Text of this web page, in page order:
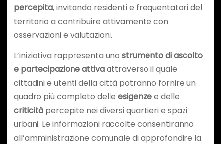
percepita, invitando residenti e frequentatori del
territorio a contribuire attivamente con
osservazioni e valutazioni.
L’iniziativa rappresenta uno strumento di ascolto
e partecipazione attivaattraverso il quale
cittadini e utenti della città potranno fornire un
quadro più completo delle esigenzee delle
criticitàpercepite nei diversi quartieri e spazi
urbani. Le informazioni raccolte consentiranno
all’amministrazione comunale di approfondire la